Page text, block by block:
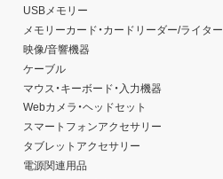
USBメモリー
メモリーカード・カードリーダー/ライター
映像/音響機器
ケーブル
マウス・キーボード・入力機器
Webカメラ・ヘッドセット
スマートフォンアクセサリー
タブレットアクセサリー
電源関連用品